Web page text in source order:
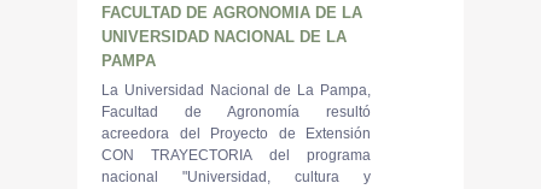
FACULTAD DE AGRONOMIA DE LA
UNIVERSIDAD NACIONAL DE LA
PAMPA
La Universidad Nacional de La Pampa,
Facultad de Agronomía resultó
acreedora del Proyecto de Extensión
CON TRAYECTORIA del programa
nacional "Universidad, cultura y